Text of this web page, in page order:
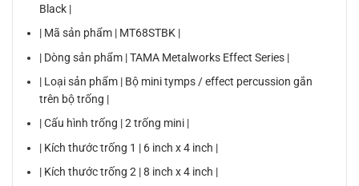
Black |
| Mã sản phẩm | MT68STBK |
| Dòng sản phẩm | TAMA Metalworks Effect Series |
| Loại sản phẩm | Bộ mini tymps / effect percussion gắn
trên bộ trống |
| Cấu hình trống | 2 trống mini |
| Kích thước trống 1 | 6 inch x 4 inch |
| Kích thước trống 2 | 8 inch x 4 inch |